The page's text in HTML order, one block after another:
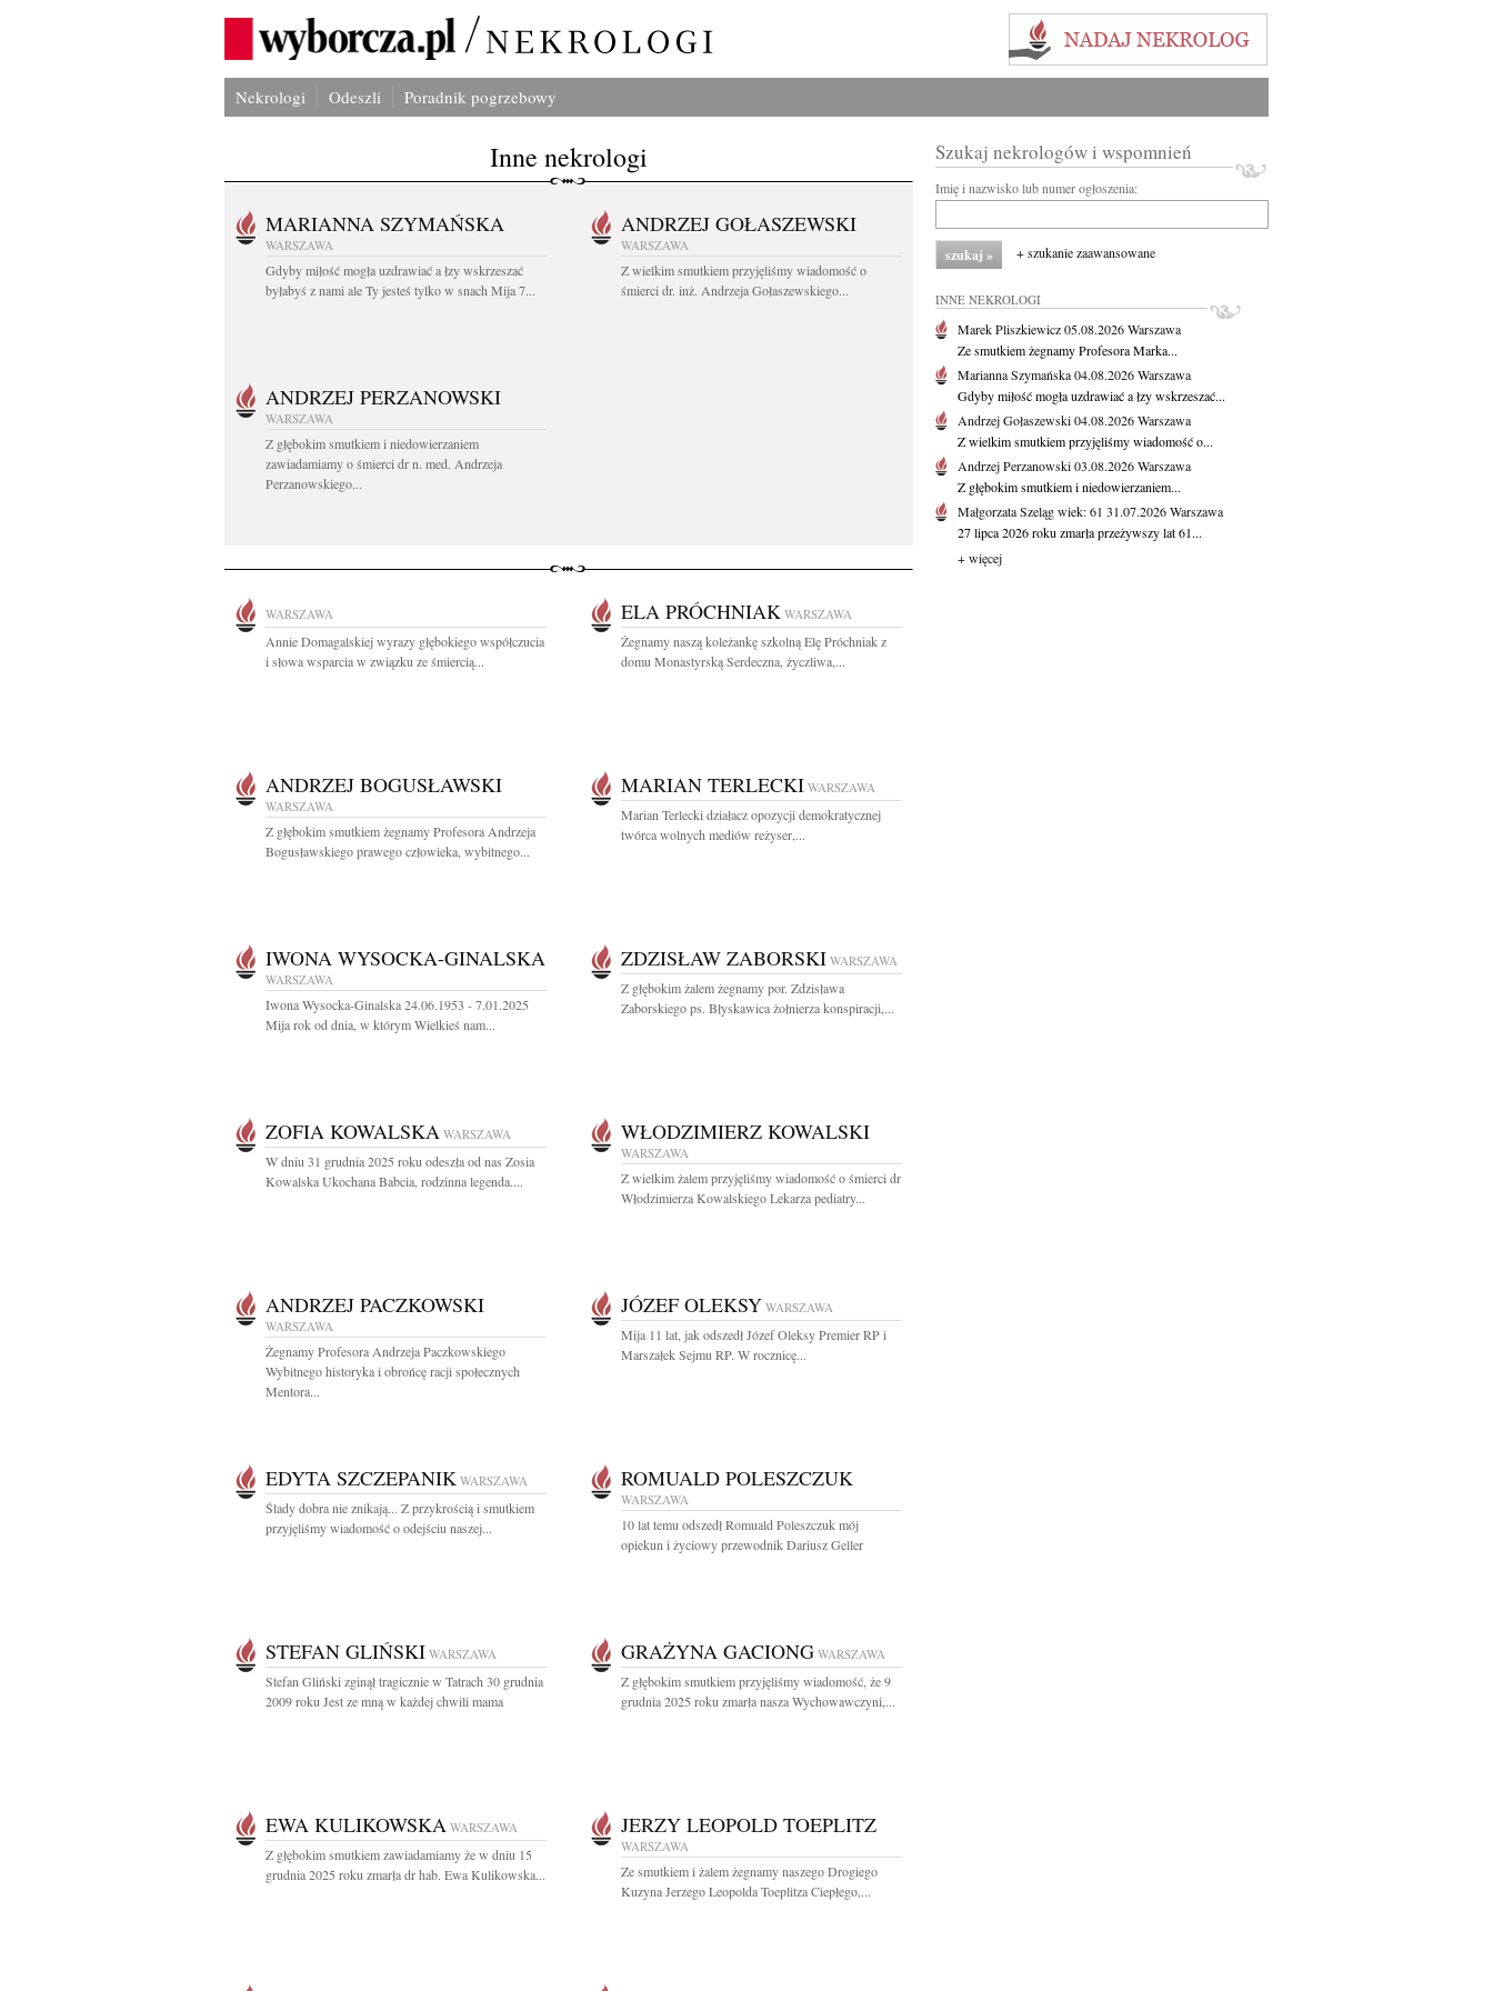
Nekrologi Odeszli Poradnik pogrzebowy
Inne nekrologi
MARIANNA SZYMAŃSKA
WARSZAWA
Gdyby miłość mogła uzdrawiać a łzy wskrzeszać
byłabyś z nami ale Ty jesteś tylko w snach Mija 7...
ANDRZEJ GOŁASZEWSKI
WARSZAWA
Z wielkim smutkiem przyjęliśmy wiadomość o
śmierci dr. inż. Andrzeja Gołaszewskiego...
ANDRZEJ PERZANOWSKI
WARSZAWA
Z głębokim smutkiem i niedowierzaniem
zawiadamiamy o śmierci dr n. med. Andrzeja
Perzanowskiego...
WARSZAWA
Annie Domagalskiej wyrazy głębokiego współczucia
i słowa wsparcia w związku ze śmiercią...
ELA PRÓCHNIAK WARSZAWA
Żegnamy naszą koleżankę szkolną Elę Próchniak z
domu Monastyrską Serdeczna, życzliwa,...
ANDRZEJ BOGUSŁAWSKI
WARSZAWA
Z głębokim smutkiem żegnamy Profesora Andrzeja
Bogusławskiego prawego człowieka, wybitnego...
MARIAN TERLECKI WARSZAWA
Marian Terlecki działacz opozycji demokratycznej
twórca wolnych mediów reżyser,...
IWONA WYSOCKA-GINALSKA
WARSZAWA
Iwona Wysocka-Ginalska 24.06.1953 - 7.01.2025
Mija rok od dnia, w którym Wielkieś nam...
ZDZISŁAW ZABORSKI WARSZAWA
Z głębokim żalem żegnamy por. Zdzisława
Zaborskiego ps. Błyskawica żołnierza konspiracji,...
ZOFIA KOWALSKA WARSZAWA
W dniu 31 grudnia 2025 roku odeszła od nas Zosia
Kowalska Ukochana Babcia, rodzinna legenda....
WŁODZIMIERZ KOWALSKI
WARSZAWA
Z wielkim żalem przyjęliśmy wiadomość o śmierci dr
Włodzimierza Kowalskiego Lekarza pediatry...
ANDRZEJ PACZKOWSKI
WARSZAWA
Żegnamy Profesora Andrzeja Paczkowskiego
Wybitnego historyka i obrońcę racji społecznych
Mentora...
JÓZEF OLEKSY WARSZAWA
Mija 11 lat, jak odszedł Józef Oleksy Premier RP i
Marszałek Sejmu RP. W rocznicę...
EDYTA SZCZEPANIK WARSZAWA
Ślady dobra nie znikają... Z przykrością i smutkiem
przyjęliśmy wiadomość o odejściu naszej...
ROMUALD POLESZCZUK
WARSZAWA
10 lat temu odszedł Romuald Poleszczuk mój
opiekun i życiowy przewodnik Dariusz Geller
STEFAN GLIŃSKI WARSZAWA
Stefan Gliński zginął tragicznie w Tatrach 30 grudnia
2009 roku Jest ze mną w każdej chwili mama
GRAŻYNA GACIONG WARSZAWA
Z głębokim smutkiem przyjęliśmy wiadomość, że 9
grudnia 2025 roku zmarła nasza Wychowawczyni,...
EWA KULIKOWSKA WARSZAWA
Z głębokim smutkiem zawiadamiamy że w dniu 15
grudnia 2025 roku zmarła dr hab. Ewa Kulikowska...
JERZY LEOPOLD TOEPLITZ
WARSZAWA
Ze smutkiem i żalem żegnamy naszego Drogiego
Kuzyna Jerzego Leopolda Toeplitza Ciepłego,...
Szukaj nekrologów i wspomnień
Imię i nazwisko lub numer ogłoszenia:
+ szukanie zaawansowane
INNE NEKROLOGI
Marek Pliszkiewicz05.08.2026Warszawa
Ze smutkiem żegnamy Profesora Marka...
Marianna Szymańska04.08.2026Warszawa
Gdyby miłość mogła uzdrawiać a łzy wskrzeszać...
Andrzej Gołaszewski04.08.2026Warszawa
Z wielkim smutkiem przyjęliśmy wiadomość o...
Andrzej Perzanowski03.08.2026Warszawa
Z głębokim smutkiem i niedowierzaniem...
Małgorzata Szelągwiek: 61 31.07.2026Warszawa
27 lipca 2026 roku zmarła przeżywszy lat 61...
+ więcej